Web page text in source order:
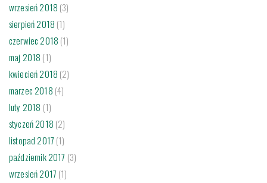
wrzesień 2018 (3)
sierpień 2018 (1)
czerwiec 2018 (1)
maj 2018 (1)
kwiecień 2018 (2)
marzec 2018 (4)
luty 2018 (1)
styczeń 2018 (2)
listopad 2017 (1)
październik 2017 (3)
wrzesień 2017 (1)